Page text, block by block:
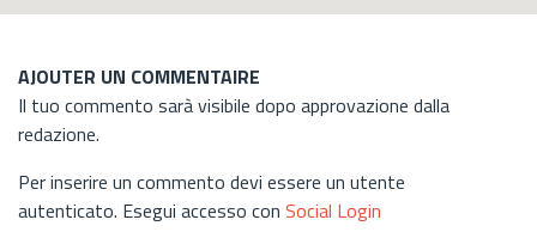
AJOUTER UN COMMENTAIRE
Il tuo commento sarà visibile dopo approvazione dalla
redazione.
Per inserire un commento devi essere un utente
autenticato. Esegui accesso con Social Login